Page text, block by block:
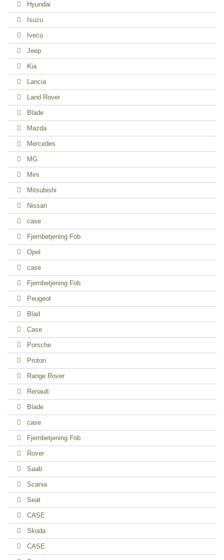
Hyundai
Isuzu
Iveco
Jeep
Kia
Lancia
Land Rover
Blade
Mazda
Mercedes
MG
Mini
Mitsubishi
Nissan
case
Fjernbetjening Fob
Opel
case
Fjernbetjening Fob
Peugeot
Blad
Case
Porsche
Proton
Range Rover
Renault
Blade
case
Fjernbetjening Fob
Rover
Saab
Scania
Seat
CASE
Skoda
CASE